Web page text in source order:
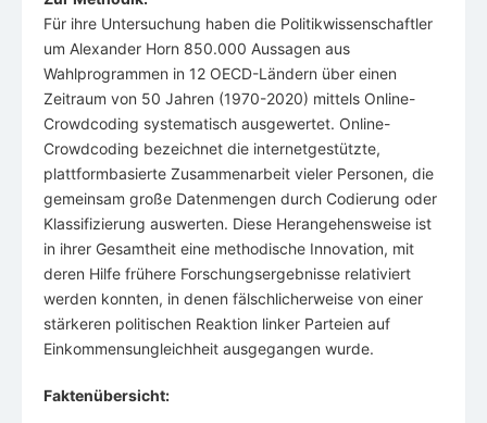
Für ihre Untersuchung haben die Politikwissenschaftler
um Alexander Horn 850.000 Aussagen aus
Wahlprogrammen in 12 OECD-Ländern über einen
Zeitraum von 50 Jahren (1970-2020) mittels Online-
Crowdcoding systematisch ausgewertet. Online-
Crowdcoding bezeichnet die internetgestützte,
plattformbasierte Zusammenarbeit vieler Personen, die
gemeinsam große Datenmengen durch Codierung oder
Klassifizierung auswerten. Diese Herangehensweise ist
in ihrer Gesamtheit eine methodische Innovation, mit
deren Hilfe frühere Forschungsergebnisse relativiert
werden konnten, in denen fälschlicherweise von einer
stärkeren politischen Reaktion linker Parteien auf
Einkommensungleichheit ausgegangen wurde.
Faktenübersicht: